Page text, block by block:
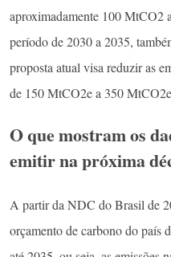
aproximadamente 100 MtCO2
período de 2030 a 2035,
proposta atual visa reduzir as
de 150 MtCO2e a 350
O que mostram os
emitir na próxima
A partir da NDC do Brasil de
orçamento de carbono do país